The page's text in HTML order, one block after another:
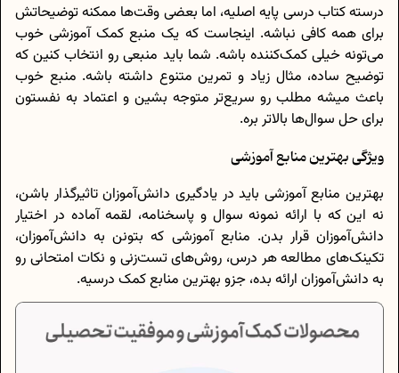
درسته کتاب درسی پایه اصلیه، اما بعضی وقت‌ها ممکنه توضیحاتش
برای همه کافی نباشه. اینجاست که یک منبع کمک آموزشی خوب
می‌تونه خیلی کمک‌کننده باشه. شما باید منبعی رو انتخاب کنین که
توضیح ساده، مثال زیاد و تمرین متنوع داشته باشه. منبع خوب
باعث میشه مطلب رو سریع‌تر متوجه بشین و اعتماد به نفستون
برای حل سوال‌ها بالاتر بره.
ویژگی بهترین منابع آموزشی
بهترین منابع آموزشی باید در یادگیری دانش‌آموزان تاثیرگذار باشن،
نه این که با ارائه نمونه سوال و پاسخنامه، لقمه آماده در اختیار
دانش‌آموزان قرار بدن. منابع آموزشی که بتونن به دانش‌آموزان،
تکینک‌های مطالعه هر درس، روش‌های تست‌زنی و نکات امتحانی رو
به دانش‌آموزان ارائه بده، جزو بهترین منابع کمک درسیه.